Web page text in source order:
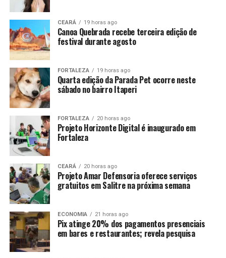
CEARÁ 19 horas ago
Canoa Quebrada recebe terceira edição de
festival durante agosto
FORTALEZA 19 horas ago
Quarta edição da Parada Pet ocorre neste
sábado no bairro Itaperi
FORTALEZA 20 horas ago
Projeto Horizonte Digital é inaugurado em
Fortaleza
CEARÁ 20 horas ago
Projeto Amar Defensoria oferece serviços
gratuitos em Salitre na próxima semana
ECONOMIA 21 horas ago
Pix atinge 20% dos pagamentos presenciais
em bares e restaurantes; revela pesquisa